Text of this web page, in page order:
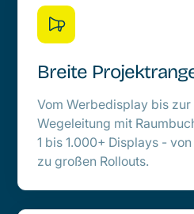
Breite
Vom Werbedisplay bis
Wegeleitung mit
1 bis 1.000+ Displays -
zu großen Rollouts.